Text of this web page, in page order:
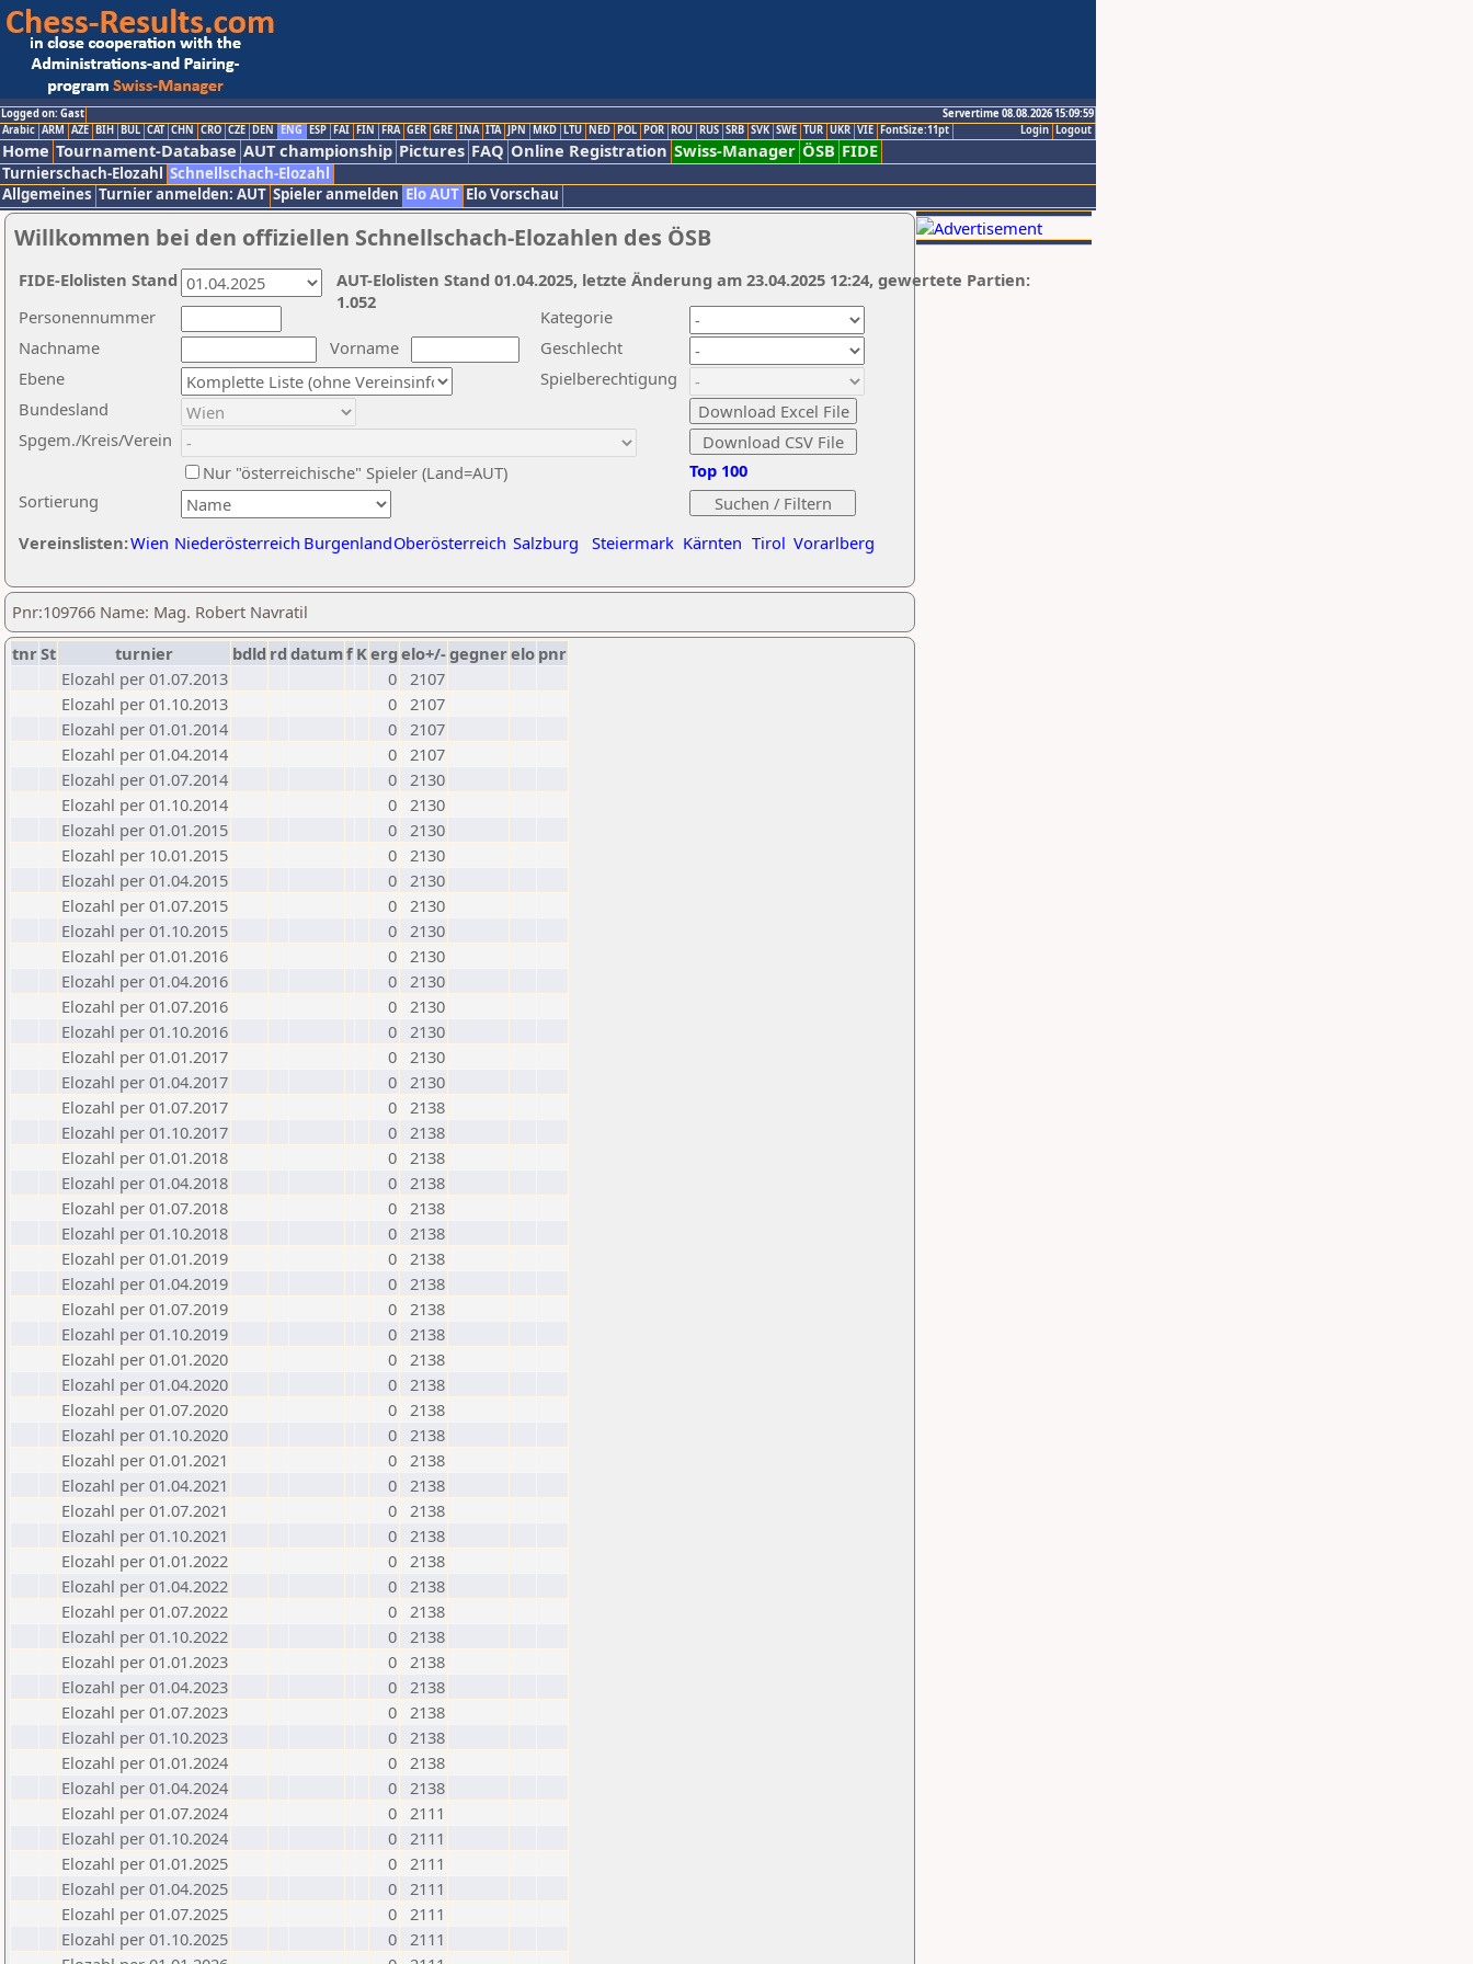
Logged on: Gast
Servertime 08.08.2026 15:09:59
Logout
Login
Arabic ARM AZE BIH BUL CAT CHN CRO CZE DEN ENG ESP FAI FIN FRA GER GRE INA ITA JPN MKD LTU NED POL POR ROU RUS SRB SVK SWE TUR UKR VIE FontSize:11pt
Home Tournament-Database AUT championship Pictures FAQ Online Registration Swiss-Manager ÖSB FIDE
Turnierschach-Elozahl Schnellschach-Elozahl
Allgemeines Turnier anmelden: AUT Spieler anmelden Elo AUT Elo Vorschau
Willkommen bei den offiziellen Schnellschach-Elozahlen des ÖSB
Nachname
Vorname
Ebene
Kategorie
Sortierung
Personennummer
Bundesland
Spgem./Kreis/Verein
Geschlecht
Nur "österreichische" Spieler (Land=AUT)
Spielberechtigung
Vereinslisten:Wien Niederösterreich BurgenlandOberösterreich Salzburg Steiermark Kärnten Tirol Vorarlberg
Top 100
AUT-Elolisten Stand 01.04.2025, letzte Änderung am 23.04.2025 12:24, gewertete Partien:
1.052
FIDE-Elolisten Stand
Pnr:109766 Name: Mag. Robert Navratil
tnrSt turnier bdld rd datumf Kerg elo+/-gegnerelo pnr
Elozahl per 01.07.2013
0 2107
Elozahl per 01.10.2013
0 2107
Elozahl per 01.01.2014
0 2107
Elozahl per 01.04.2014
0 2107
Elozahl per 01.07.2014
0 2130
Elozahl per 01.10.2014
0 2130
Elozahl per 01.01.2015
0 2130
Elozahl per 10.01.2015
0 2130
Elozahl per 01.04.2015
0 2130
Elozahl per 01.07.2015
0 2130
Elozahl per 01.10.2015
0 2130
Elozahl per 01.01.2016
0 2130
Elozahl per 01.04.2016
0 2130
Elozahl per 01.07.2016
0 2130
Elozahl per 01.10.2016
0 2130
Elozahl per 01.01.2017
0 2130
Elozahl per 01.04.2017
0 2130
Elozahl per 01.07.2017
0 2138
Elozahl per 01.10.2017
0 2138
Elozahl per 01.01.2018
0 2138
Elozahl per 01.04.2018
0 2138
Elozahl per 01.07.2018
0 2138
Elozahl per 01.10.2018
0 2138
Elozahl per 01.01.2019
0 2138
Elozahl per 01.04.2019
0 2138
Elozahl per 01.07.2019
0 2138
Elozahl per 01.10.2019
0 2138
Elozahl per 01.01.2020
0 2138
Elozahl per 01.04.2020
0 2138
Elozahl per 01.07.2020
0 2138
Elozahl per 01.10.2020
0 2138
Elozahl per 01.01.2021
0 2138
Elozahl per 01.04.2021
0 2138
Elozahl per 01.07.2021
0 2138
Elozahl per 01.10.2021
0 2138
Elozahl per 01.01.2022
0 2138
Elozahl per 01.04.2022
0 2138
Elozahl per 01.07.2022
0 2138
Elozahl per 01.10.2022
0 2138
Elozahl per 01.01.2023
0 2138
Elozahl per 01.04.2023
0 2138
Elozahl per 01.07.2023
0 2138
Elozahl per 01.10.2023
0 2138
Elozahl per 01.01.2024
0 2138
Elozahl per 01.04.2024
0 2138
Elozahl per 01.07.2024
0 2111
Elozahl per 01.10.2024
0 2111
Elozahl per 01.01.2025
0 2111
Elozahl per 01.04.2025
0 2111
Elozahl per 01.07.2025
0 2111
Elozahl per 01.10.2025
0 2111